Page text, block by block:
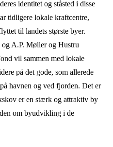
identitet og ståsted i disse
tidligere lokale kraftcentre,
til landets største byer.
A.P. Møller og Hustru
vil sammen med lokale
på det gode, som allerede
havnen og ved fjorden. Det er
er en stærk og attraktiv by
om byudvikling i de